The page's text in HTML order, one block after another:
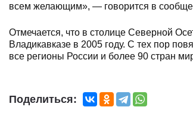
всем желающим», — говорится в
Отмечается, что в столице Северной
Владикавказе в 2005 году. С тех пор
все регионы России и более 90 стран
Поделиться: